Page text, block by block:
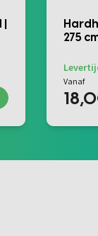
|
275
Vanaf